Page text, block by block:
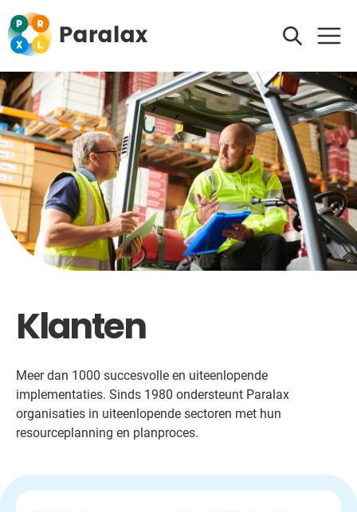
Klanten
Meer dan 1000 succesvolle en uiteenlopende
implementaties. Sinds 1980 ondersteunt Paralax
organisaties in uiteenlopende sectoren met hun
resourceplanning en planproces.